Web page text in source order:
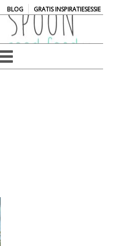
BLOG| GRATIS INSPIRATIESESSIE